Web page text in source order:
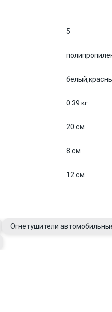
5
белый,
0.39 кг
20 см
8 см
12 см
Огнетушители